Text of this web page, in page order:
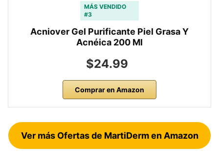
MÁS VENDIDO
#3
Acniover Gel Purificante Piel Grasa Y
Acnéica 200 Ml
$24.99
Comprar en Amazon
Ver más Ofertas de MartiDerm en Amazon